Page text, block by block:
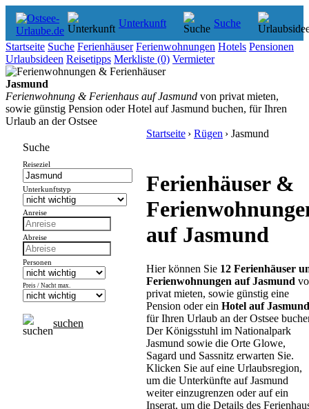
Unterkunft Suche
Startseite Suche Ferienhäuser Ferienwohnungen Hotels Pensionen
Urlaubsideen Reisetipps Merkliste (0) Vermieter
Jasmund
Ferienwohnung & Ferienhaus auf Jasmund von privat mieten,
sowie günstig Pension oder Hotel auf Jasmund buchen, für Ihren
Urlaub an der Ostsee
Suche
Reiseziel
Unterkunftstyp
Anreise
Abreise
Personen
Preis / Nacht max.
suchen
Startseite › Rügen › Jasmund
Ferienhäuser &
auf Jasmund
Hier können Sie 12 Ferienhäuser
Ferienwohnungen auf Jasmund
privat mieten, sowie günstig eine
Pension oder ein Hotel auf Jasmund
für Ihren Urlaub an der Ostsee
Der Königsstuhl im Nationalpark
Jasmund sowie die Orte Glowe,
Sagard und Sassnitz erwarten Sie.
Klicken Sie auf eine Urlaubsregion,
um die Unterkünfte auf Jasmund
weiter einzugrenzen oder auf ein
Inserat, um die Details des